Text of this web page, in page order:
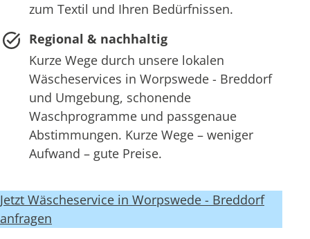
zum Textil und Ihren Bedürfnissen.
Regional & nachhaltig
Kurze Wege durch unsere lokalen
Wäscheservices in Worpswede - Breddorf
und Umgebung, schonende
Waschprogramme und passgenaue
Abstimmungen. Kurze Wege – weniger
Aufwand – gute Preise.
Jetzt Wäscheservice in Worpswede - Breddorf
anfragen